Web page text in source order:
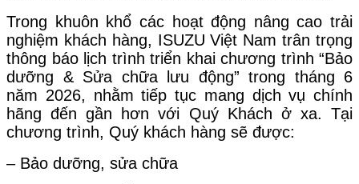
Trong khuôn khổ các hoạt động nâng cao trải
nghiệm khách hàng, ISUZU Việt Nam trân trọng
thông báo lịch trình triển khai chương trình “Bảo
dưỡng & Sửa chữa lưu động” trong tháng 6
năm 2026, nhằm tiếp tục mang dịch vụ chính
hãng đến gần hơn với Quý Khách ở xa. Tại
chương trình, Quý khách hàng sẽ được:
– Bảo dưỡng, sửa chữa